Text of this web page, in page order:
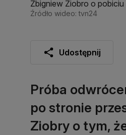
Zbigniew Ziobro o
Źródło wideo: tvn24
Udostępnij
Próba
po stronie
Ziobry o tym,